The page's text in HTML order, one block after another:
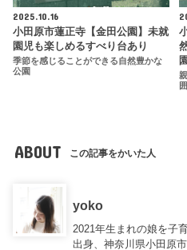
2025.10.16
小田原市蓮正寺【金田公園】未就
園児も楽しめるすべり台あり
季節を感じることができる自然豊かな
公園
園
ABOUT この記事をかいた人
yoko
2021年生まれの娘を子
出身、神奈川県小田原